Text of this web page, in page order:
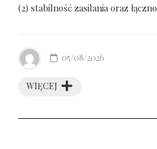
(2) stabilność zasilania oraz
WIĘCEJ
05/08/2026